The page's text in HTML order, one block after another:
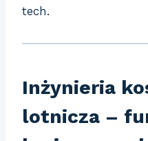
tech.
Inżynieria
lotnicza –